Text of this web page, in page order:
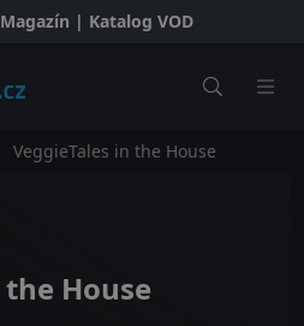
| Katalog VOD
VeggieTales in the House
House